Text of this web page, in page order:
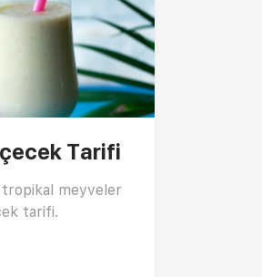
Tarifi
meyveler
tarifi.